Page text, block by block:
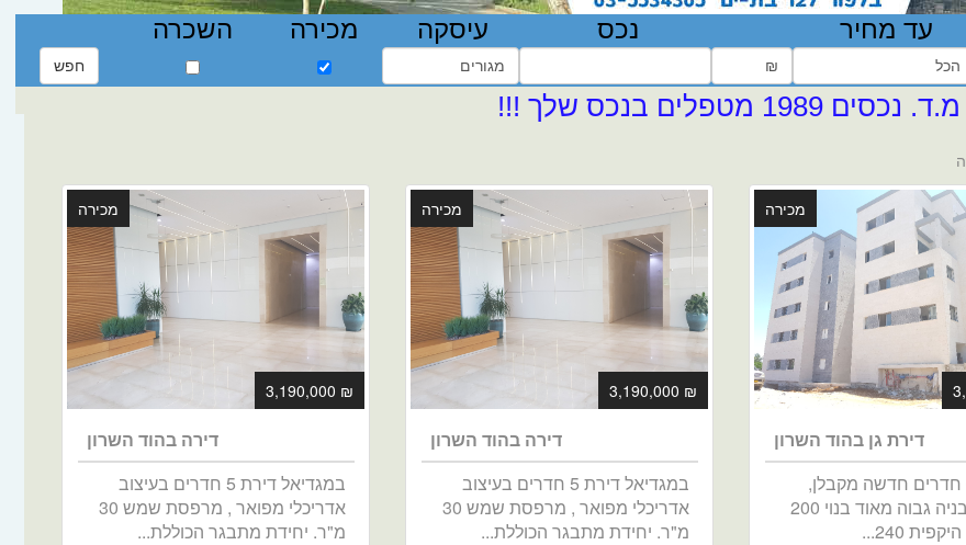
עד מחיר נכס עיסקה מכירה השכרה
השכרה, מכירה נכסים וניהול שותף
₪ 3,190,000
מכירה
דירה בהוד השרון
במגדיאל דירת 5 חדרים בעיצוב
אדריכלי מפואר , מרפסת שמש 30
מ"ר. יחידת מתבגר הכוללת...
₪ 3,190,000
מכירה
דירה בהוד השרון
במגדיאל דירת 5 חדרים בעיצוב
אדריכלי מפואר , מרפסת שמש 30
מ"ר. יחידת מתבגר הכוללת...
מכירה
דירת גן בהוד השרון
דירת גן 6 חדרים חדשה מקבלן,
סטנדרט בניה גבוה מאוד בנוי 200
240...